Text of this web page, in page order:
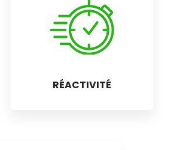
RÉACTIVITÉ